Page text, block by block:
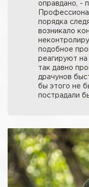
оправдано, -
порядка
возникало
подобное
реагируют
так давно
драчунов
бы этого не
пострадали